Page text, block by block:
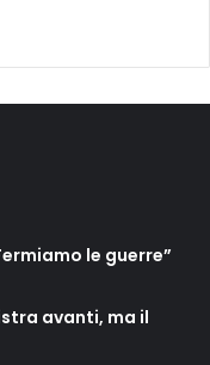
le guerre”
avanti, ma il